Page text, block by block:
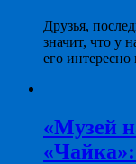
Друзья,
значит, что у
его интересно
«Музей